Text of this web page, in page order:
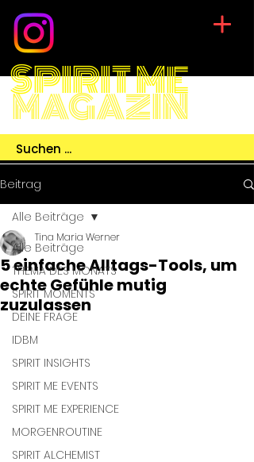
SPIRIT ME
MAGAZIN
Beitrag
Alle Beiträge
THEMA DES MONATS
SPIRIT MOMENTS
DEINE FRAGE
IDBM
SPIRIT INSIGHTS
SPIRIT ME EVENTS
SPIRIT ME EXPERIENCE
MORGENROUTINE
SPIRIT ALCHEMIST
Alle Beiträge
5 einfache Alltags-Tools, um
echte Gefühle mutig
zuzulassen
Tina Maria Werner